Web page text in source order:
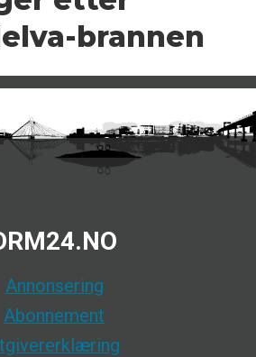
brannen
Annonsering
Abonnement